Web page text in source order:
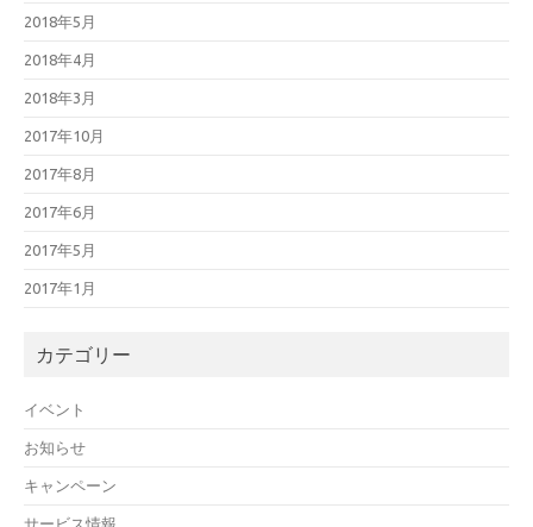
2018年5月
2018年4月
2018年3月
2017年10月
2017年8月
2017年6月
2017年5月
2017年1月
カテゴリー
イベント
お知らせ
キャンペーン
サービス情報